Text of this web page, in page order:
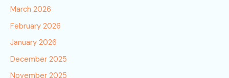
March 2026
February 2026
January 2026
December 2025
November 2025